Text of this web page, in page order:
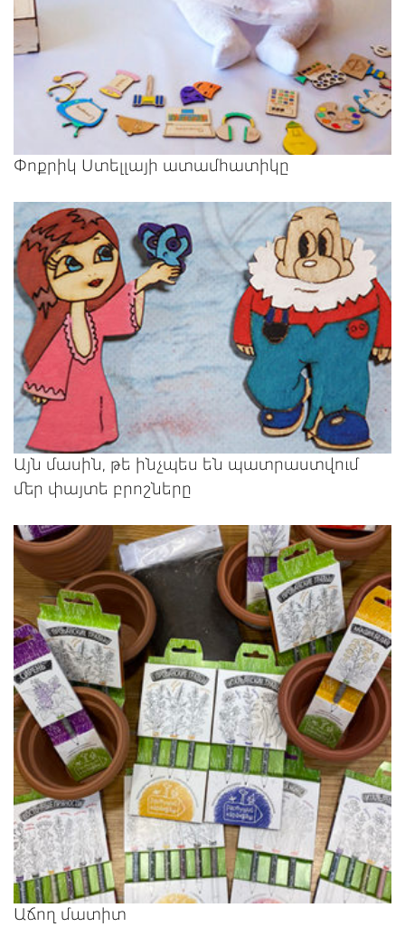
Փոքրիկ Ստելլայի ատամհատիկը
Այն մասին, թե ինչպես են պատրաստվում
մեր փայտե բրոշները
Աճող մատիտ